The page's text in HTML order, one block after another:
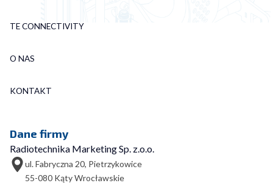
TE CONNECTIVITY
O NAS
KONTAKT
Dane firmy
Radiotechnika Marketing Sp. z.o.o.
ul. Fabryczna 20, Pietrzykowice
55-080 Kąty Wrocławskie